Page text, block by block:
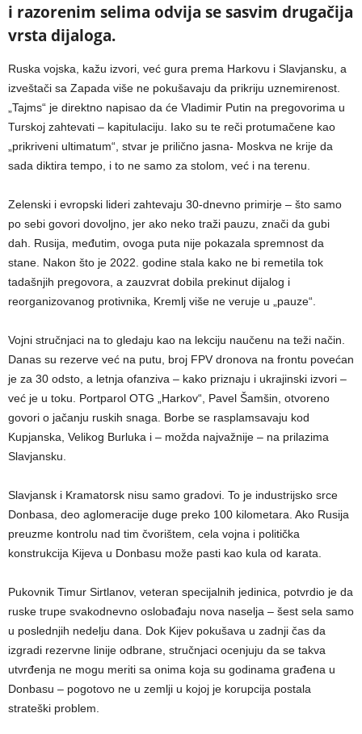
i razorenim selima odvija se sasvim drugačija
vrsta dijaloga.
Ruska vojska, kažu izvori, već gura prema Harkovu i Slavjansku, a
izveštači sa Zapada više ne pokušavaju da prikriju uznemirenost.
„Tajms“ je direktno napisao da će Vladimir Putin na pregovorima u
Turskoj zahtevati – kapitulaciju. Iako su te reči protumačene kao
„prikriveni ultimatum“, stvar je prilično jasna- Moskva ne krije da
sada diktira tempo, i to ne samo za stolom, već i na terenu.
Zelenski i evropski lideri zahtevaju 30-dnevno primirje – što samo
po sebi govori dovoljno, jer ako neko traži pauzu, znači da gubi
dah. Rusija, međutim, ovoga puta nije pokazala spremnost da
stane. Nakon što je 2022. godine stala kako ne bi remetila tok
tadašnjih pregovora, a zauzvrat dobila prekinut dijalog i
reorganizovanog protivnika, Kremlj više ne veruje u „pauze“.
Vojni stručnjaci na to gledaju kao na lekciju naučenu na teži način.
Danas su rezerve već na putu, broj FPV dronova na frontu povećan
je za 30 odsto, a letnja ofanziva – kako priznaju i ukrajinski izvori –
već je u toku. Portparol OTG „Harkov“, Pavel Šamšin, otvoreno
govori o jačanju ruskih snaga. Borbe se rasplamsavaju kod
Kupjanska, Velikog Burluka i – možda najvažnije – na prilazima
Slavjansku.
Slavjansk i Kramatorsk nisu samo gradovi. To je industrijsko srce
Donbasa, deo aglomeracije duge preko 100 kilometara. Ako Rusija
preuzme kontrolu nad tim čvorištem, cela vojna i politička
konstrukcija Kijeva u Donbasu može pasti kao kula od karata.
Pukovnik Timur Sirtlanov, veteran specijalnih jedinica, potvrdio je da
ruske trupe svakodnevno oslobađaju nova naselja – šest sela samo
u poslednjih nedelju dana. Dok Kijev pokušava u zadnji čas da
izgradi rezervne linije odbrane, stručnjaci ocenjuju da se takva
utvrđenja ne mogu meriti sa onima koja su godinama građena u
Donbasu – pogotovo ne u zemlji u kojoj je korupcija postala
strateški problem.